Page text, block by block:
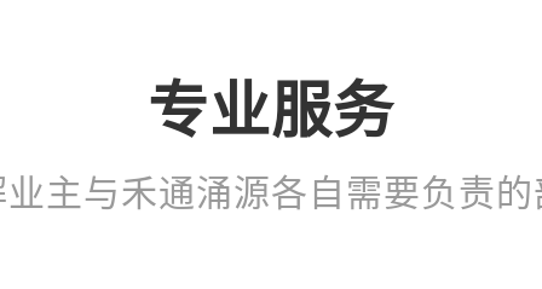
专业服务
主与禾通涌源各自需要负责